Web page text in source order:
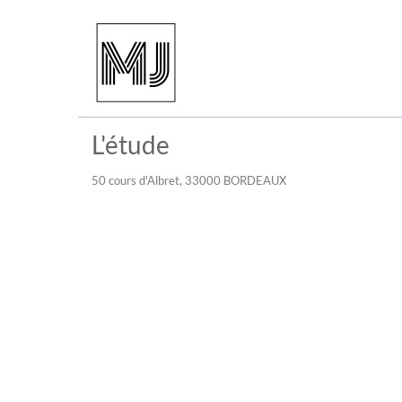
L'étude
50 cours d'Albret, 33000 BORDEAUX